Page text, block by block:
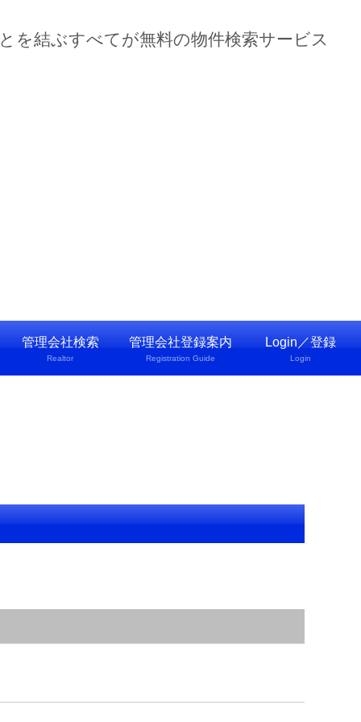
を結ぶすべてが無料の物件検索サービス
管理会社検索
Realtor
管理会社登録案内
Registration Guide
Login／登録
Login